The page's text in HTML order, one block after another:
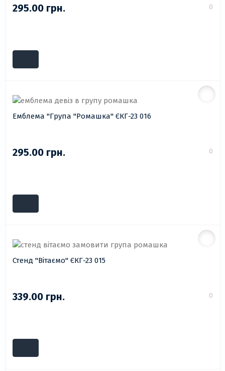
295.00 грн. 0
Емблема "Група "Ромашка" ЄКГ-23 016
295.00 грн. 0
Стенд "Вітаємо" ЄКГ-23 015
339.00 грн. 0